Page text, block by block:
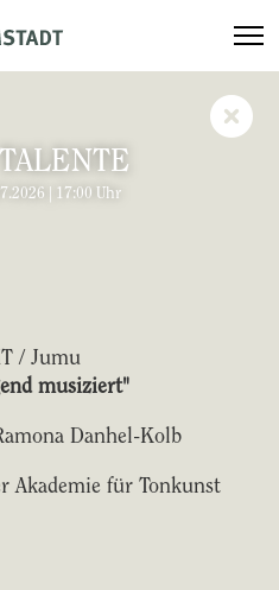
| 17:00 Uhr
/ Jumu
musiziert"
Danhel-Kolb
Akademie für Tonkunst